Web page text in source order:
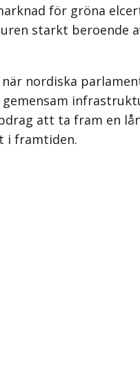
för gröna
starkt
nordiska
att ta fram en
i framtiden.